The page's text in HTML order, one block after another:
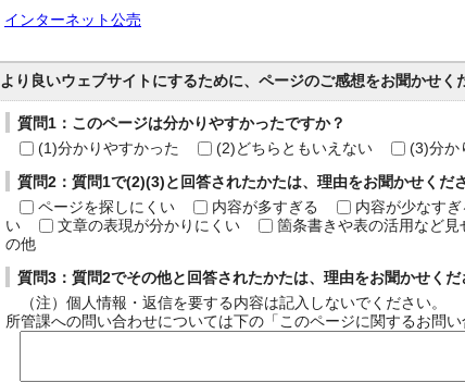
インターネット公売
より良いウェブサイトにするために、ページのご感想をお聞かせく
質問1：このページは分かりやすかったですか？
(1)分かりやすかった
(2)どちらともいえない (3)分か
質問2：質問1で(2)(3)と回答されたかたは、理由をお聞かせくだ
ページを探しにくい
内容が多すぎる 内容が少なすぎ
い
文章の表現が分かりにくい 箇条書きや表の活用など
の他
質問3：質問2でその他と回答されたかたは、理由をお聞かせくだ
（注）個人情報・返信を要する内容は記入しないでください。
所管課への問い合わせについては下の「このページに関するお問い